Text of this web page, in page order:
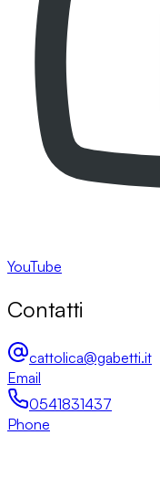
YouTube
Contatti
cattolica@gabetti.it
Email
0541831437
Phone